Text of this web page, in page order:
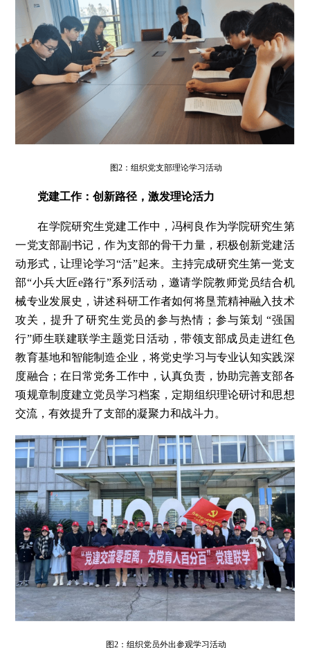
图2：组织党支部理论学习活动
党建工作：创新路径，激发理论活力
在学院研究生党建工作中，冯柯良作为学院研究生第
一党支部副书记，作为支部的骨干力量，积极创新党建活
动形式，让理论学习“活”起来。主持完成研究生第一党支
部“小兵大匠e路行”系列活动，邀请学院教师党员结合机
械专业发展史，讲述科研工作者如何将垦荒精神融入技术
攻关，提升了研究生党员的参与热情；参与策划 “强国
行”师生联建联学主题党日活动，带领支部成员走进红色
教育基地和智能制造企业，将党史学习与专业认知实践深
度融合；在日常党务工作中，认真负责，协助完善支部各
项规章制度建立党员学习档案，定期组织理论研讨和思想
交流，有效提升了支部的凝聚力和战斗力。
图2：组织党员外出参观学习活动